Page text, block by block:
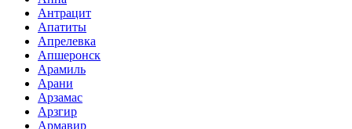
Антрацит
Апатиты
Апрелевка
Апшеронск
Арамиль
Арани
Арзамас
Арзгир
Армавир